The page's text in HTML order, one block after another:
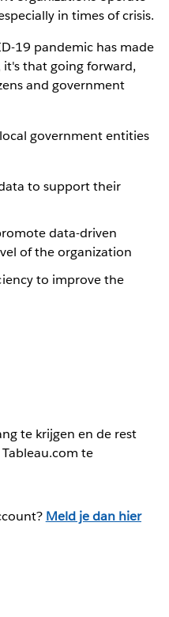
in times of crisis.
19 pandemic has made
that going forward,
and government
government entities
to support their
data-driven
of the organization
to improve the
te krijgen en de rest
te
Meld je dan hier